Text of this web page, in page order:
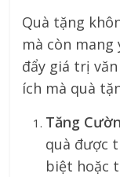
Quà tặng
mà còn mang
đẩy giá trị
ích mà quà
Tăng
quà được
biệt hoặc